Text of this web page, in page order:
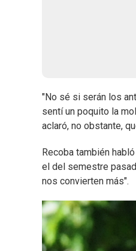
"No sé si serán los
sentí un poquito la
aclaró, no obstante,
Recoba también
el del semestre
nos convierten más".